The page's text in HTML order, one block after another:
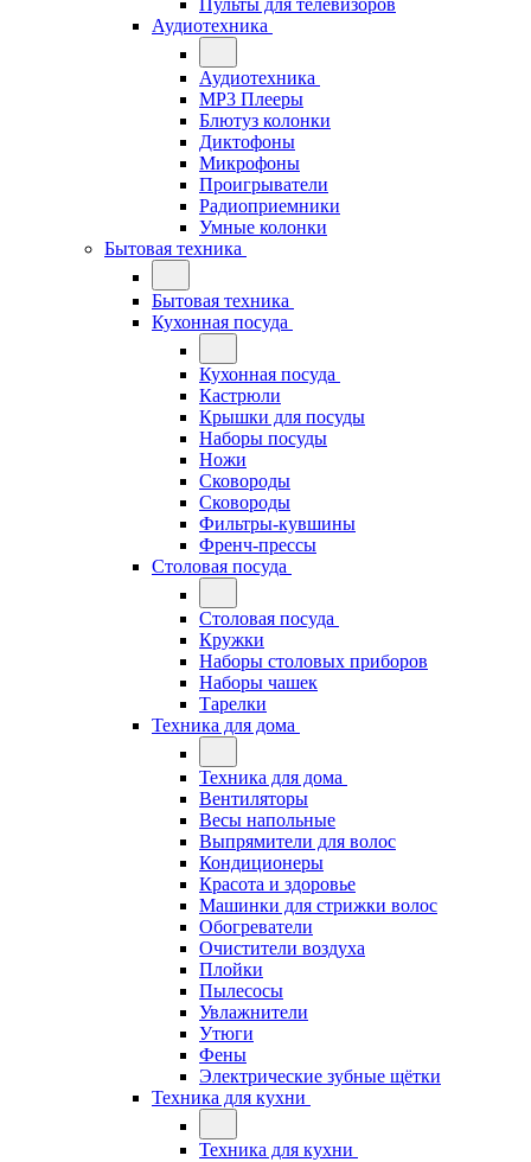
Пульты для телевизоров
Аудиотехника
Аудиотехника
MP3 Плееры
Блютуз колонки
Диктофоны
Микрофоны
Проигрыватели
Радиоприемники
Умные колонки
Бытовая техника
Бытовая техника
Кухонная посуда
Кухонная посуда
Кастрюли
Крышки для посуды
Наборы посуды
Ножи
Сковороды
Сковороды
Фильтры-кувшины
Френч-прессы
Столовая посуда
Столовая посуда
Кружки
Наборы столовых приборов
Наборы чашек
Тарелки
Техника для дома
Техника для дома
Вентиляторы
Весы напольные
Выпрямители для волос
Кондиционеры
Красота и здоровье
Машинки для стрижки волос
Обогреватели
Очистители воздуха
Плойки
Пылесосы
Увлажнители
Утюги
Фены
Электрические зубные щётки
Техника для кухни
Техника для кухни